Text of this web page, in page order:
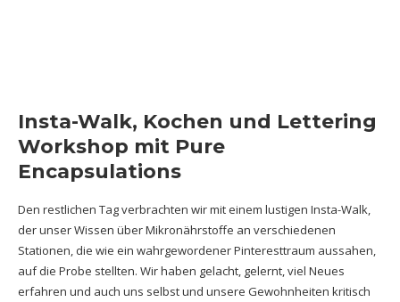
Insta-Walk, Kochen und Lettering
Workshop mit Pure
Encapsulations
Den restlichen Tag verbrachten wir mit einem lustigen Insta-Walk,
der unser Wissen über Mikronährstoffe an verschiedenen
Stationen, die wie ein wahrgewordener Pinteresttraum aussahen,
auf die Probe stellten. Wir haben gelacht, gelernt, viel Neues
erfahren und auch uns selbst und unsere Gewohnheiten kritisch